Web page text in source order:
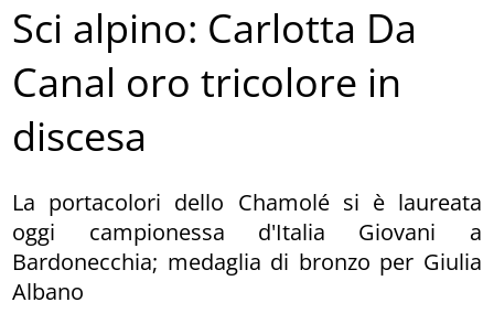
Sci alpino: Carlotta Da
Canal oro tricolore in
discesa
La portacolori dello Chamolé si è laureata
oggi campionessa d'Italia Giovani a
Bardonecchia; medaglia di bronzo per Giulia
Albano